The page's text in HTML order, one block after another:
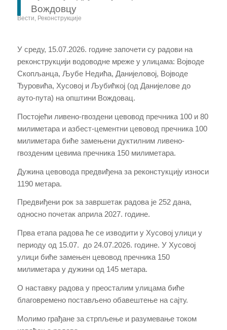
Вождовцу
Вести, Реконструкције
У среду, 15.07.2026. године започети су радови на
реконструкцији водоводне мреже у улицама: Војводе
Скопљанца, Љубе Недића, Данијеловој, Војводе
Ђуровића, Хусовој и Љубићкој (од Данијелове до
ауто-пута) на општини Вождовац.
Постојећи ливено-гвоздени цевовод пречника 100 и 80
милиметара и азбест-цементни цевовод пречника 100
милиметара биће замењени дуктилним ливено-
гвозденим цевима пречника 150 милиметара.
Дужина цевовода предвиђена за реконстукцију износи
1190 метара.
Предвиђени рок за завршетак радова је 252 данa,
односно почетак априла 2027. године.
Прва етапа радова ће се изводити у Хусовој улици у
периоду од 15.07. до 24.07.2026. године. У Хусовој
улици биће замењен цевовод пречника 150
милиметара у дужини од 145 метара.
О наставку радова у преосталим улицама биће
благовремено постављено обавештење на сајту.
Молимо грађане за стрпљење и разумевање током